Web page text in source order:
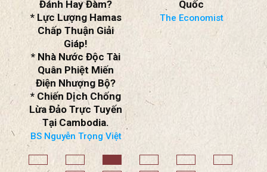
HỘI LUẬN ngày
8/8/2026
* Xung Đột Mỹ-Iran:
Đánh Hay Đàm?
* Lực Lượng Hamas
Chấp Thuận Giải
Giáp!
* Nhà Nước Độc Tài
Quân Phiệt Miến
Điện Nhượng Bộ?
* Chiến Dịch Chống
Tại sao AI lại là một
rủi ro đối với Đảng
Cộng sản Trung